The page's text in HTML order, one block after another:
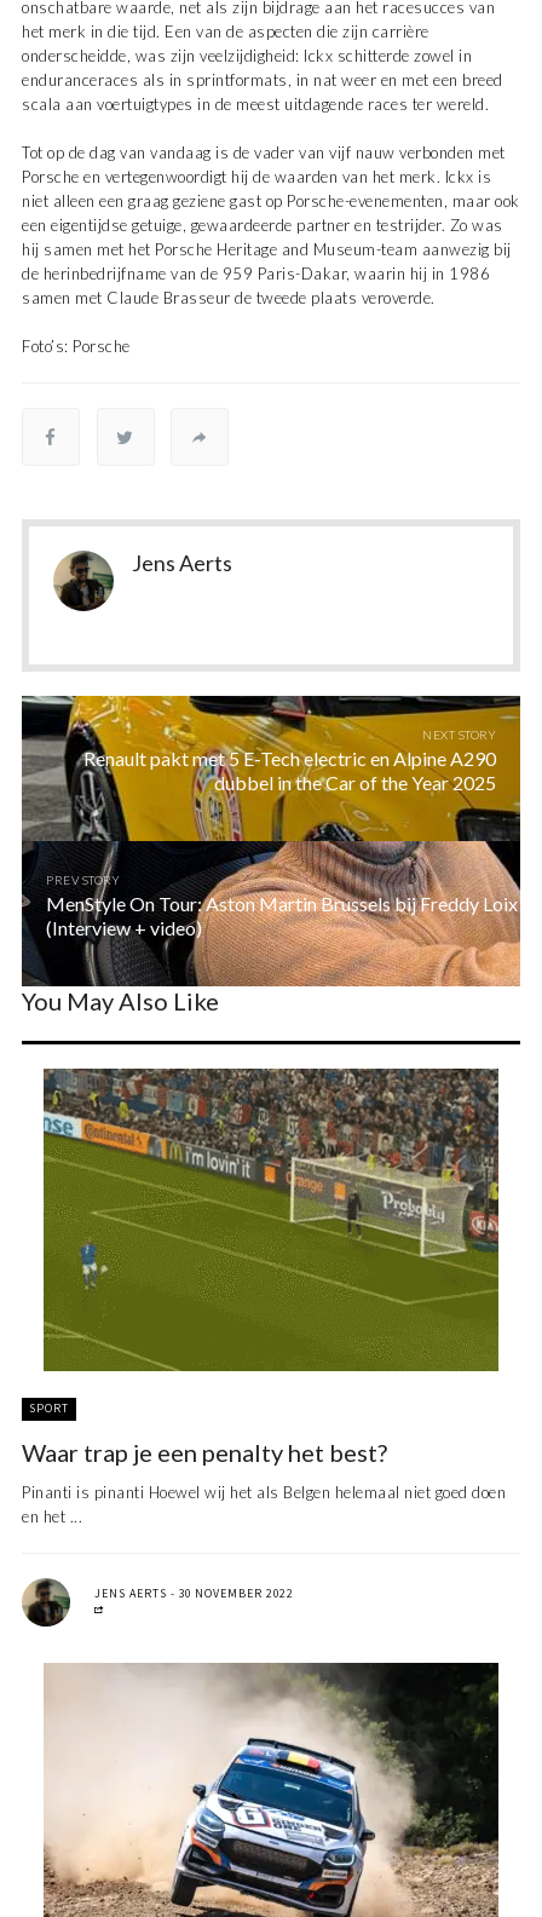
onschatbare waarde, net als zijn bijdrage aan het racesucces van
het merk in die tijd. Een van de aspecten die zijn carrière
onderscheidde, was zijn veelzijdigheid: Ickx schitterde zowel in
enduranceraces als in sprintformats, in nat weer en met een breed
scala aan voertuigtypes in de meest uitdagende races ter wereld.
Tot op de dag van vandaag is de vader van vijf nauw verbonden met
Porsche en vertegenwoordigt hij de waarden van het merk. Ickx is
niet alleen een graag geziene gast op Porsche-evenementen, maar ook
een eigentijdse getuige, gewaardeerde partner en testrijder. Zo was
hij samen met het Porsche Heritage and Museum-team aanwezig bij
de herinbedrijfname van de 959 Paris-Dakar, waarin hij in 1986
samen met Claude Brasseur de tweede plaats veroverde.
Foto’s: Porsche
Jens Aerts
NEXT STORY
Renault pakt met 5 E-Tech electric en Alpine A290
dubbel in the Car of the Year 2025
PREV STORY
MenStyle On Tour: Aston Martin Brussels bij Freddy Loix
(Interview + video)
You May Also Like
SPORT
Waar trap je een penalty het best?
Pinanti is pinanti Hoewel wij het als Belgen helemaal niet goed doen
en het ...
JENS AERTS 30 NOVEMBER 2022